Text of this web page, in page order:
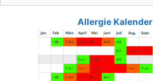
Allergie Kalender